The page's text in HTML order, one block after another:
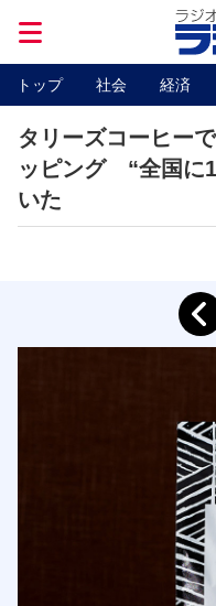
トップ 社会 経済
タリーズコーヒー
ッピング “全国に
いた
Prev